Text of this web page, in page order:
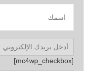
[mc4wp_checkbox]